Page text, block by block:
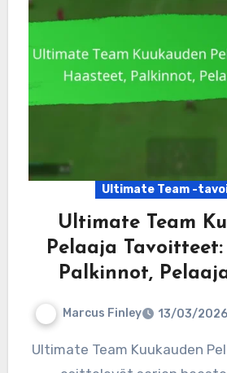
Ultimate Team -
Ultimate Team
Pelaaja
Palkinnot,
Marcus Finley 13/03/2026
Ultimate Team Kuukauden Pelaaja -tavoitteet